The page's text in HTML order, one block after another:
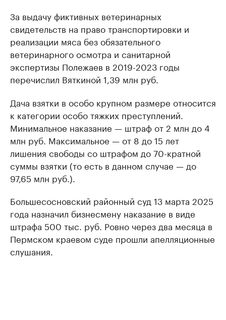
За выдачу фиктивных ветеринарных
свидетельств на право транспортировки и
реализации мяса без обязательного
ветеринарного осмотра и санитарной
экспертизы Полежаев в 2019-2023 годы
перечислил Вяткиной 1,39 млн руб.
Дача взятки в особо крупном размере относится
к категории особо тяжких преступлений.
Минимальное наказание — штраф от 2 млн до 4
млн руб. Максимальное — от 8 до 15 лет
лишения свободы со штрафом до 70-кратной
суммы взятки (то есть в данном случае — до
97,65 млн руб.).
Большесосновский районный суд 13 марта 2025
года назначил бизнесмену наказание в виде
штрафа 500 тыс. руб. Ровно через два месяца в
Пермском краевом суде прошли апелляционные
слушания.